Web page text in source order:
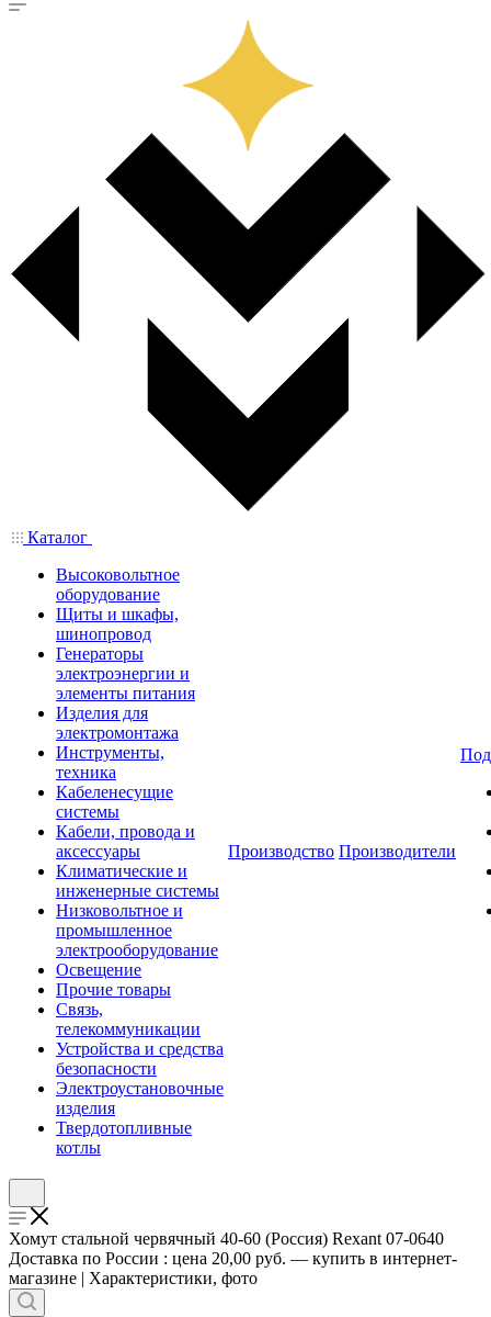
Каталог
Высоковольтное
оборудование
Щиты и шкафы,
шинопровод
Генераторы
электроэнергии и
элементы питания
Изделия для
электромонтажа
Инструменты,
техника
Кабеленесущие
системы
Кабели, провода и
аксессуары
Климатические и
инженерные системы
Низковольтное и
промышленное
электрооборудование
Освещение
Прочие товары
Связь,
телекоммуникации
Устройства и средства
безопасности
Электроустановочные
изделия
Твердотопливные
котлы
Производство Производители
Хомут стальной червячный 40-60 (Россия) Rexant 07-0640
Доставка по России : цена 20,00 руб. — купить в интернет-
магазине | Характеристики, фото